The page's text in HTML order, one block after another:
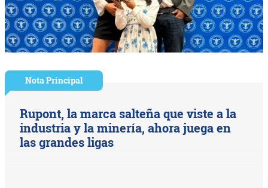
Nota Principal
Rupont, la marca salteña que viste a la
industria y la minería, ahora juega en
las grandes ligas